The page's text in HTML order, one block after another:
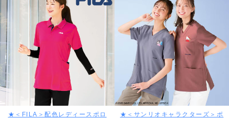
★＜FILA＞配色レディースポロ
★＜サンリオキャラクターズ＞ポ